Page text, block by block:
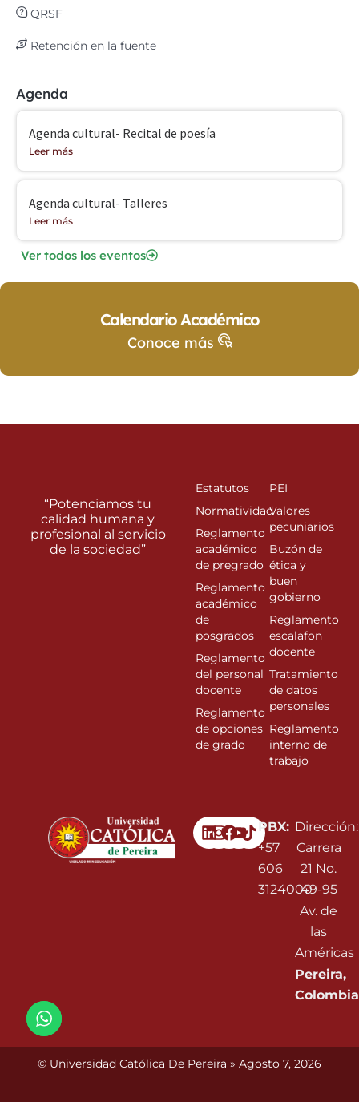
QRSF
Retención en la fuente
Agenda
Agenda cultural- Recital de poesía
Leer más
Agenda cultural- Talleres
Leer más
Ver todos los eventos
Calendario Académico
Conoce más
Linkedin
Instagram
Facebook
Youtube
PBX:
+57
606
3124000
Dirección:
Carrera
21 No.
49-95
Av. de
las
Américas
Pereira,
Colombia
“Potenciamos tu
calidad humana y
profesional al servicio
de la sociedad”
Estatutos
Normatividad
Reglamento
académico
de pregrado
Reglamento
académico
de
posgrados
Reglamento
del personal
docente
Reglamento
de opciones
de grado
PEI
Valores
pecuniarios
Buzón de
ética y
buen
gobierno
Reglamento
escalafon
docente
Tratamiento
de datos
personales
Reglamento
interno de
trabajo
© Universidad Católica De Pereira » Agosto 7, 2026